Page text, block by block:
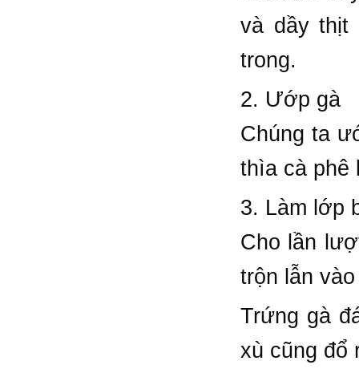
và dầy thịt
trong.
2. Ướp gà
Chúng ta
thìa cà phê
3. Làm lớp
Cho lần
trộn lẫn
Trứng gà
xù cũng đổ